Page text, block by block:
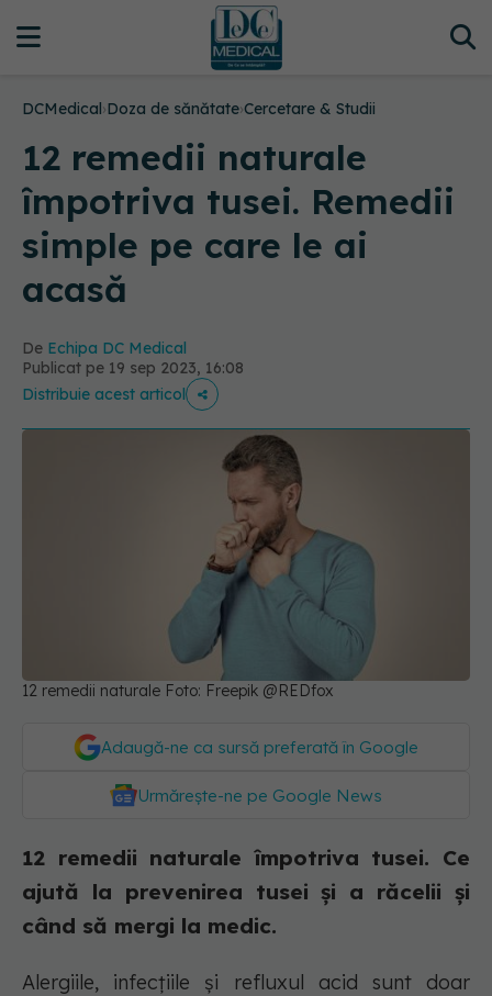
DCMedical›Doza de sănătate›Cercetare & Studii
12 remedii naturale
împotriva tusei. Remedii
simple pe care le ai
acasă
De Echipa DC Medical
Publicat pe 19 sep 2023, 16:08
Distribuie acest articol
12 remedii naturale Foto: Freepik @REDfox
Adaugă-ne ca sursă preferată în Google
Urmărește-ne pe Google News
12 remedii naturale împotriva tusei. Ce
ajută la prevenirea tusei și a răcelii și
când să mergi la medic.
Alergiile, infecțiile și refluxul acid sunt doar